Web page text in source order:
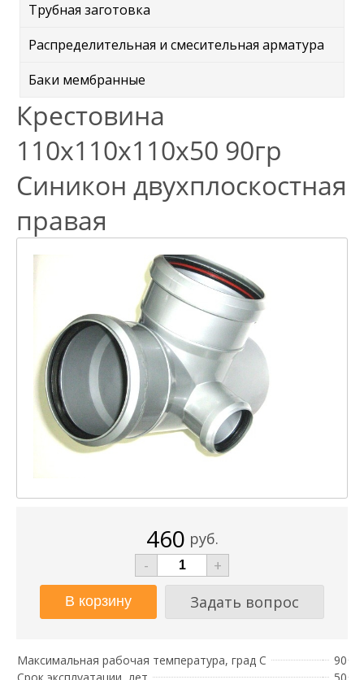
Трубная заготовка
Распределительная и смесительная арматура
Баки мембранные
Крестовина
110х110х110х50 90гр
Синикон двухплоскостная
правая
460 руб.
-
+
Задать вопрос
Максимальная рабочая температура, град С
90
Срок эксплуатации, лет
50